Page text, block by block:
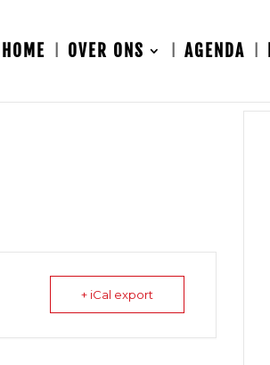
HOME OVER ONS AGENDA
+ iCal export